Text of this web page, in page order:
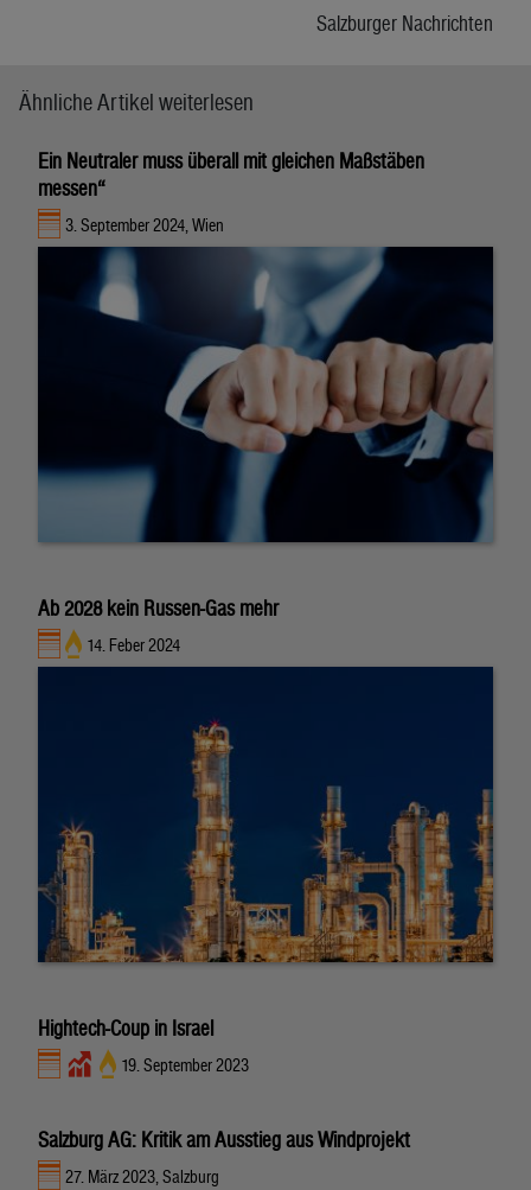
Salzburger Nachrichten
Ähnliche Artikel weiterlesen
Ein Neutraler muss überall mit gleichen Maßstäben
messen“
3. September 2024, Wien
Ab 2028 kein Russen-Gas mehr
14. Feber 2024
Hightech-Coup in Israel
19. September 2023
Salzburg AG: Kritik am Ausstieg aus Windprojekt
27. März 2023, Salzburg